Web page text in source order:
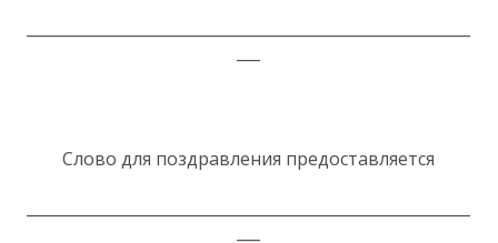
Слово для поздравления предоставляется